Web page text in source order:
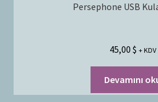
Persephone USB
45,00 $ + KDV
Devamını